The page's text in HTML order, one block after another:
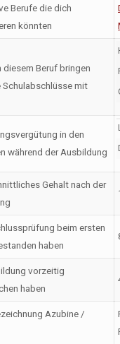
Berufe die dich
könnten
diesem Beruf bringen
mit
in den
während der Ausbildung
Gehalt nach der
beim ersten
haben
vorzeitig
haben
Azubine /